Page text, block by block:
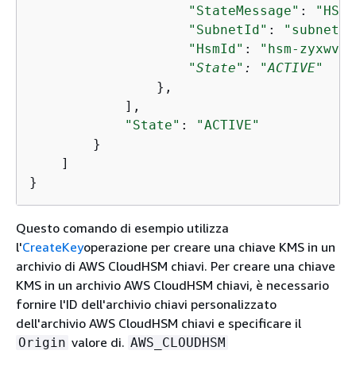
"StateMessage" :
"SubnetId" :
"subnet-
"HsmId" :
"hsm-
"State" :
"ACTIVE"
                },
            ],
"State" :
"ACTIVE"
        }
    ]
}
Questo comando di esempio utilizza
l'CreateKeyoperazione per creare una chiave KMS in un
archivio di AWS CloudHSM chiavi. Per creare una chiave
KMS in un archivio AWS CloudHSM chiavi, è necessario
fornire l'ID dell'archivio chiavi personalizzato
dell'archivio AWS CloudHSM chiavi e specificare il
Origin valore di. AWS_CLOUDHSM